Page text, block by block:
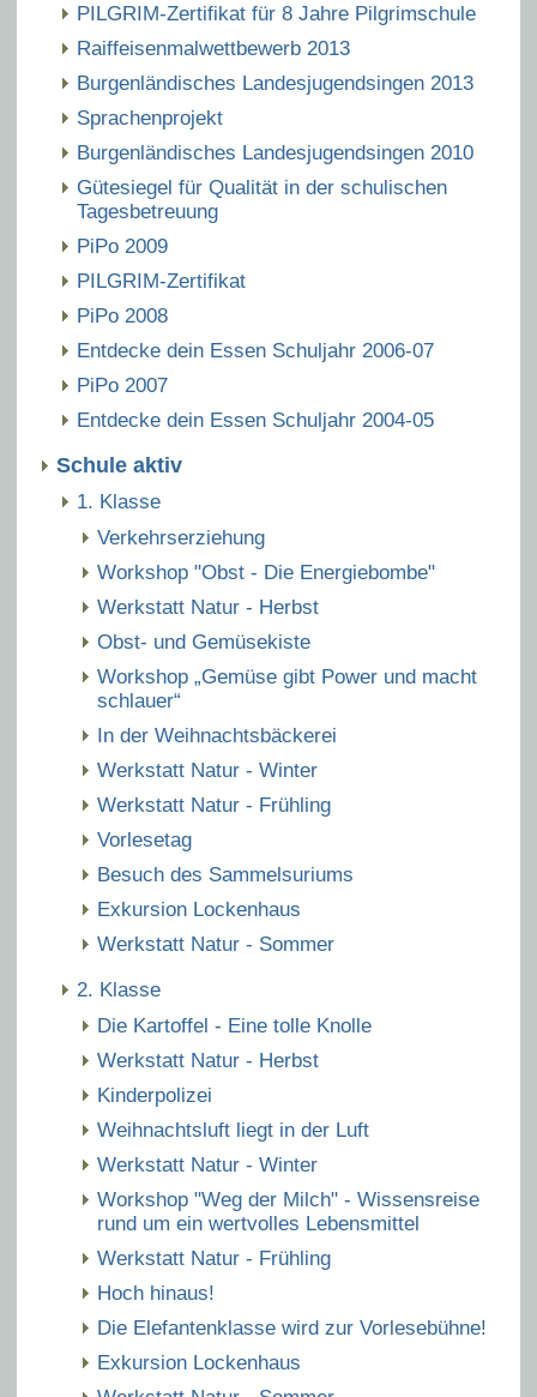
PILGRIM-Zertifikat für 8 Jahre Pilgrimschule
Raiffeisenmalwettbewerb 2013
Burgenländisches Landesjugendsingen 2013
Sprachenprojekt
Burgenländisches Landesjugendsingen 2010
Gütesiegel für Qualität in der schulischen
Tagesbetreuung
PiPo 2009
PILGRIM-Zertifikat
PiPo 2008
Entdecke dein Essen Schuljahr 2006-07
PiPo 2007
Entdecke dein Essen Schuljahr 2004-05
Schule aktiv
1. Klasse
Verkehrserziehung
Workshop "Obst - Die Energiebombe"
Werkstatt Natur - Herbst
Obst- und Gemüsekiste
Workshop „Gemüse gibt Power und macht
schlauer“
In der Weihnachtsbäckerei
Werkstatt Natur - Winter
Werkstatt Natur - Frühling
Vorlesetag
Besuch des Sammelsuriums
Exkursion Lockenhaus
Werkstatt Natur - Sommer
2. Klasse
Die Kartoffel - Eine tolle Knolle
Werkstatt Natur - Herbst
Kinderpolizei
Weihnachtsluft liegt in der Luft
Werkstatt Natur - Winter
Workshop "Weg der Milch" - Wissensreise
rund um ein wertvolles Lebensmittel
Werkstatt Natur - Frühling
Hoch hinaus!
Die Elefantenklasse wird zur Vorlesebühne!
Exkursion Lockenhaus